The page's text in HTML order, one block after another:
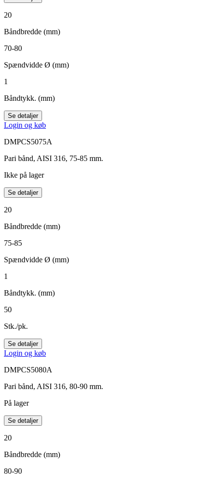
20
Båndbredde (mm)
70-80
Spændvidde Ø (mm)
1
Båndtykk. (mm)
Se detaljer
Login og køb
DMPCS5075A
Pari bånd, AISI 316, 75-85 mm.
Ikke på lager
Se detaljer
20
Båndbredde (mm)
75-85
Spændvidde Ø (mm)
1
Båndtykk. (mm)
50
Stk./pk.
Se detaljer
Login og køb
DMPCS5080A
Pari bånd, AISI 316, 80-90 mm.
På lager
Se detaljer
20
Båndbredde (mm)
80-90